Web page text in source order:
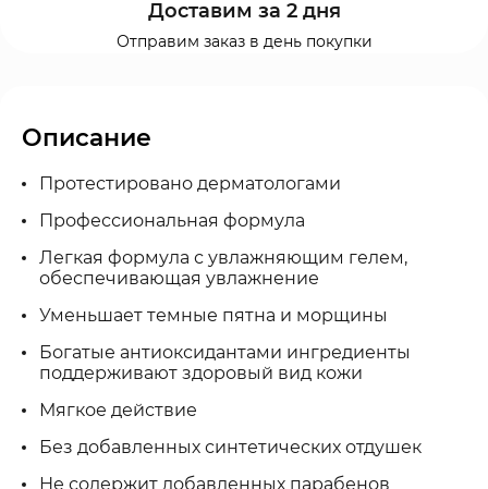
Доставим за 2 дня
Отправим заказ в день покупки
Описание
Протестировано дерматологами
Профессиональная формула
Легкая формула с увлажняющим гелем,
обеспечивающая увлажнение
Уменьшает темные пятна и морщины
Богатые антиоксидантами ингредиенты
поддерживают здоровый вид кожи
Мягкое действие
Без добавленных синтетических отдушек
Не содержит добавленных парабенов